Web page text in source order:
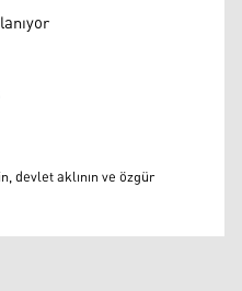
devlet aklının ve özgür